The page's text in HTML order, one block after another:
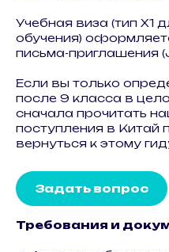
Учебная виза (тип X1
обучения)
письма-приглашения
Если вы только
после 9 класса в
сначала прочитать
поступления в Китай
вернуться к этому
Задать вопрос
Требования и